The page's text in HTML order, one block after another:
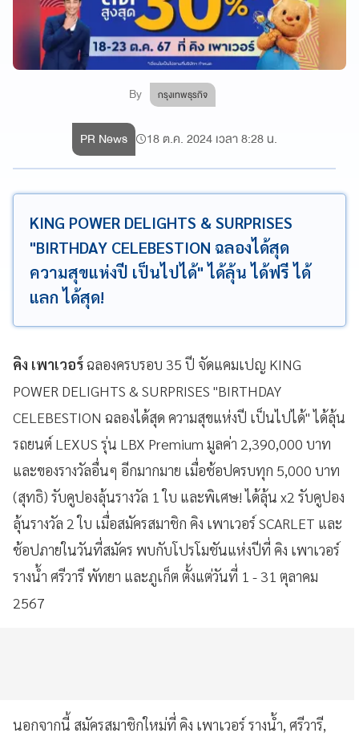
By กรุงเทพธุรกิจ
PR News 18 ต.ค. 2024 เวลา 8:28 น.
KING POWER DELIGHTS & SURPRISES
"BIRTHDAY CELEBESTION ฉลองได้สุด
ความสุขแห่งปี เป็นไปได้" ได้ลุ้น ได้ฟรี ได้
แลก ได้สุด!
คิง เพาเวอร์ฉลองครบรอบ 35 ปี จัดแคมเปญ KING
POWER DELIGHTS & SURPRISES "BIRTHDAY
CELEBESTION ฉลองได้สุด ความสุขแห่งปี เป็นไปได้" ได้ลุ้น
รถยนต์ LEXUS รุ่น LBX Premium มูลค่า 2,390,000 บาท
และของรางวัลอื่นๆ อีกมากมาย เมื่อช้อปครบทุก 5,000 บาท
(สุทธิ) รับคูปองลุ้นรางวัล 1 ใบ และพิเศษ! ได้ลุ้น x2 รับคูปอง
ลุ้นรางวัล 2 ใบ เมื่อสมัครสมาชิก คิง เพาเวอร์ SCARLET และ
ช้อปภายในวันที่สมัคร พบกับโปรโมชันแห่งปีที่ คิง เพาเวอร์
รางน้ำ ศรีวารี พัทยา และภูเก็ต ตั้งแต่วันที่ 1 - 31 ตุลาคม
2567
นอกจากนี้ สมัครสมาชิกใหม่ที่ คิง เพาเวอร์ รางน้ำ, ศรีวารี,